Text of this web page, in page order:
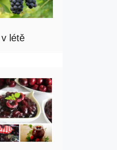
létě